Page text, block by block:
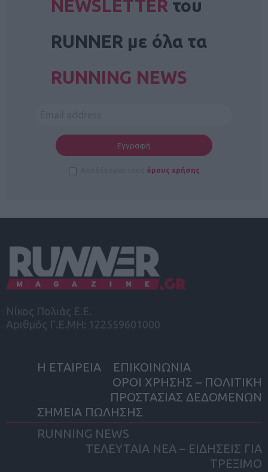
NEWSLETTER του
RUNNER με όλα τα
RUNNING NEWS
όρους χρήσης
Νίκος Πολιάς Ε.Ε.
Αριθμός Γ.Ε.ΜΗ: 122559601000
Η ΕΤΑΙΡΕΙΑ
ΕΠΙΚΟΙΝΩΝΙΑ
ΟΡΟΙ ΧΡΗΣΗΣ – ΠΟΛΙΤΙΚΗ
ΠΡΟΣΤΑΣΙΑΣ ΔΕΔΟΜΕΝΩΝ
ΣΗΜΕΙΑ ΠΩΛΗΣΗΣ
RUNNING NEWS
ΤΕΛΕΥΤΑΙΑ ΝΕΑ – ΕΙΔΗΣΕΙΣ ΓΙΑ
ΤΡΕΞΙΜΟ